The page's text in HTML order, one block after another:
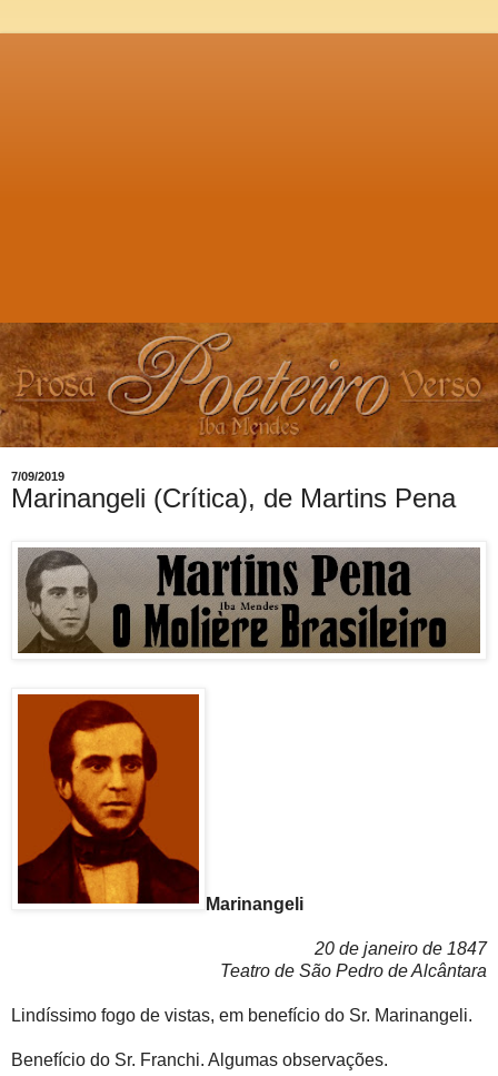
7/09/2019
Marinangeli (Crítica), de Martins Pena
Marinangeli
20 de janeiro de 1847
Teatro de São Pedro de Alcântara
Lindíssimo fogo de vistas, em benefício do Sr. Marinangeli.
Benefício do Sr. Franchi. Algumas observações.